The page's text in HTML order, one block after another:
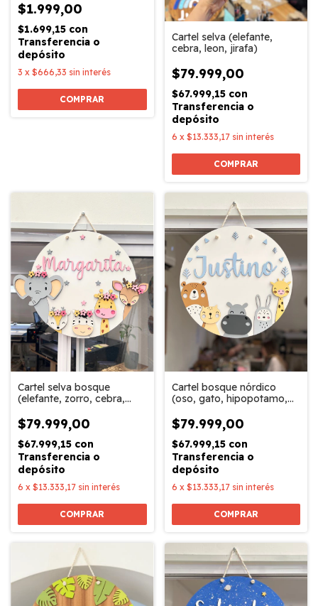
$1.999,00
$1.699,15 con
Transferencia o
depósito
3 x $666,33 sin interés
Cartel selva (elefante,
cebra, leon, jirafa)
$79.999,00
$67.999,15 con
Transferencia o
depósito
6 x $13.333,17 sin interés
COMPRAR
Cartel selva bosque
(elefante, zorro, cebra,
$79.999,00
$67.999,15 con
Transferencia o
depósito
6 x $13.333,17 sin interés
COMPRAR
Cartel bosque nórdico
(oso, gato, hipopotamo,
$79.999,00
$67.999,15 con
Transferencia o
depósito
6 x $13.333,17 sin interés
COMPRAR